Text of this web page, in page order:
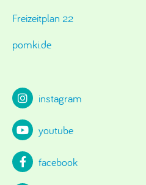
Freizeitplan 22
pomki.de
instagram
youtube
facebook